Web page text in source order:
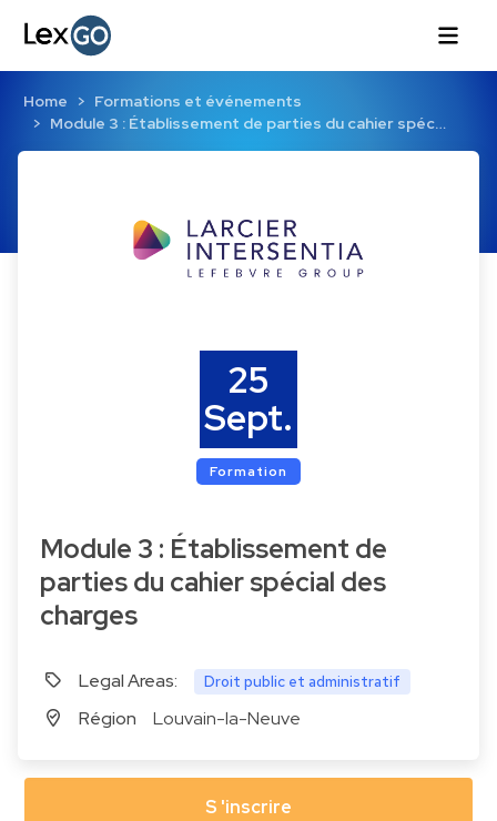
Home
Formations et événements
Module 3 : Établissement de parties du cahier spéc…
Module 3 : Établissement de
parties du cahier spécial des
charges
Legal Areas: Droit public et administratif
Région Louvain-la-Neuve
25
Sept.
Formation
S 'inscrire